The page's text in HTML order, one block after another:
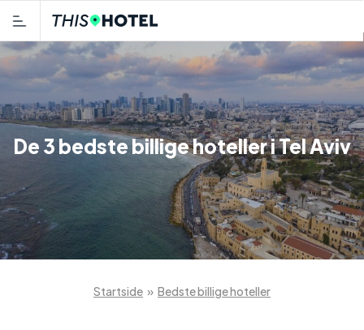
De 3 bedste billige hoteller i Tel Aviv
Startside » Bedste billige hoteller